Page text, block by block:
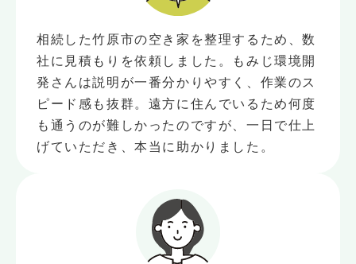
相続した竹原市の空き家を整理するため、数
社に見積もりを依頼しました。もみじ環境開
発さんは説明が一番分かりやすく、作業のス
ピード感も抜群。遠方に住んでいるため何度
も通うのが難しかったのですが、一日で仕上
げていただき、本当に助かりました。